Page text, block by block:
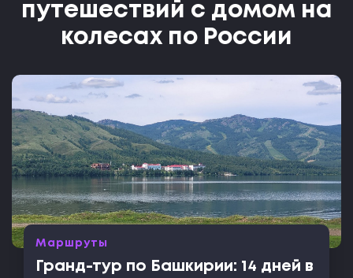
путешествий с домом на
колесах по России
Маршруты
Гранд-тур по Башкирии: 14 дней в